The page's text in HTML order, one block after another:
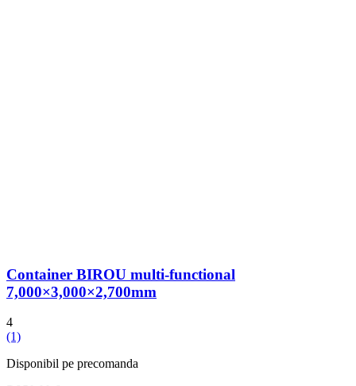
Container BIROU multi-functional
7,000×3,000×2,700mm
4
(1)
Disponibil pe precomanda